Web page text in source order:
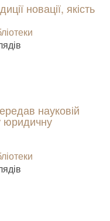
новації, якість
науковій
юридичну